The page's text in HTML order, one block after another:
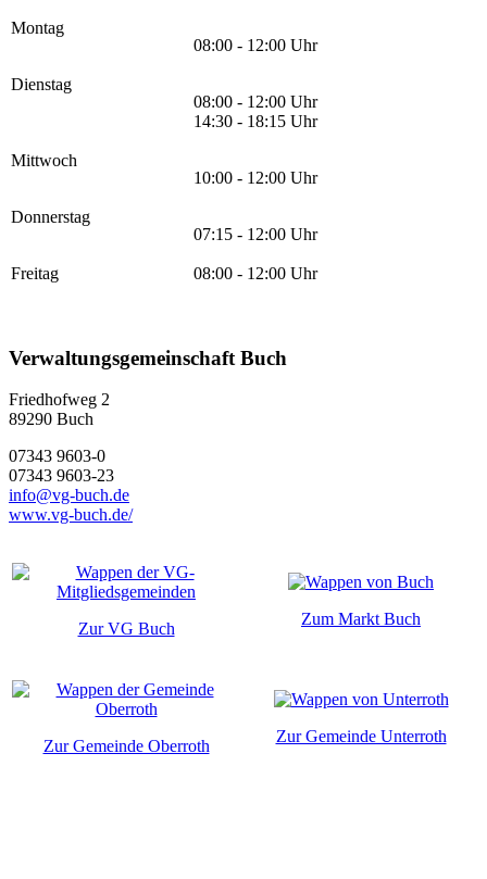
Montag
08:00 - 12:00 Uhr
Dienstag
08:00 - 12:00 Uhr
14:30 - 18:15 Uhr
Mittwoch
10:00 - 12:00 Uhr
Donnerstag
07:15 - 12:00 Uhr
Freitag 08:00 - 12:00 Uhr
Verwaltungsgemeinschaft Buch
Friedhofweg 2
89290 Buch
07343 9603-0
07343 9603-23
info@vg-buch.de
www.vg-buch.de/
Zur VG Buch
Zum Markt Buch
Zur Gemeinde Oberroth
Zur Gemeinde Unterroth